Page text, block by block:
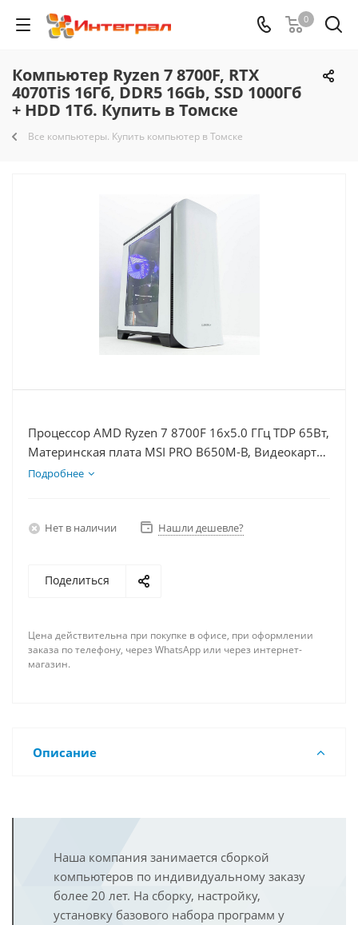
0
Компьютер Ryzen 7 8700F, RTX
4070TiS 16Гб, DDR5 16Gb, SSD 1000Гб
+ HDD 1Тб. Купить в Томске
Все компьютеры. Купить компьютер в Томске
Процессор AMD Ryzen 7 8700F 16x5.0 ГГц TDP 65Вт,
Материнская плата MSI PRO B650M-B, Видеокарта
RTX 4070TiS 16Гб, Память DDR5 16Gb, Диски SSD
Подробнее
Нет в наличии Нашли дешевле?
Поделиться
Цена действительна при покупке в офисе, при оформлении
заказа по телефону, через WhatsApp или через интернет-
магазин.
Описание
Наша компания занимается сборкой
компьютеров по индивидуальному заказу
более 20 лет. На сборку, настройку,
установку базового набора программ у